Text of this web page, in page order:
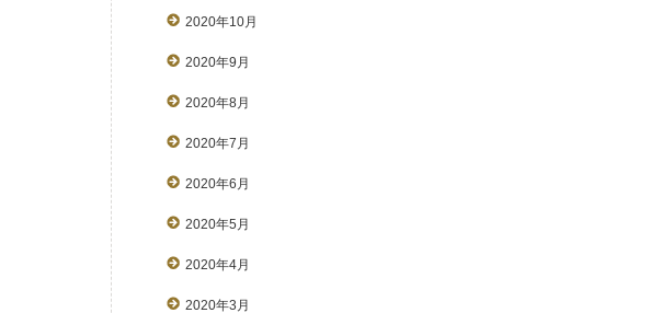
2020年10月
2020年9月
2020年8月
2020年7月
2020年6月
2020年5月
2020年4月
2020年3月